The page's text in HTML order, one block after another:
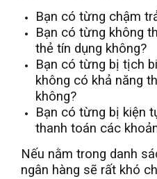
Bạn có từng chậm
Bạn có từng không
thẻ tín dụng không?
Bạn có từng bị tịch
không có khả năng
không?
Bạn có từng bị kiện
thanh toán các
Nếu nằm trong danh
ngân hàng sẽ rất khó